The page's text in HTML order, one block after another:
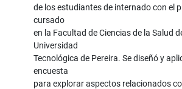
de los estudiantes de internado con el
cursado
en la Facultad de Ciencias de la Salud
Universidad
Tecnológica de Pereira. Se diseñó y
encuesta
para explorar aspectos relacionados